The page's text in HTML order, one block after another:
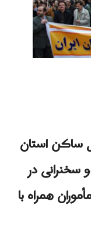
ساکن استان
و سخنرانی در
همراه با